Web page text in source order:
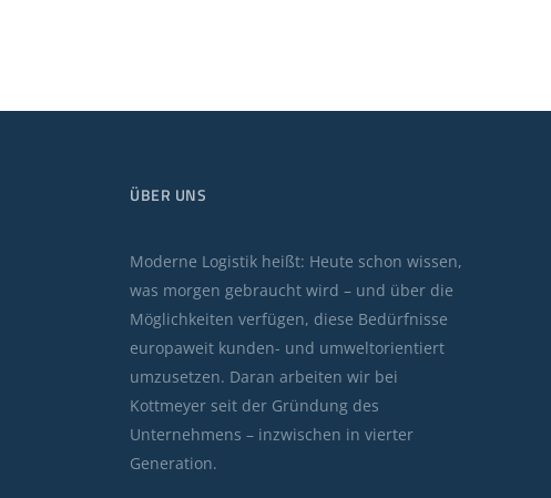
ÜBER UNS
Moderne Logistik heißt: Heute schon wissen,
was morgen gebraucht wird – und über die
Möglichkeiten verfügen, diese Bedürfnisse
europaweit kunden- und umweltorientiert
umzusetzen. Daran arbeiten wir bei
Kottmeyer seit der Gründung des
Unternehmens – inzwischen in vierter
Generation.